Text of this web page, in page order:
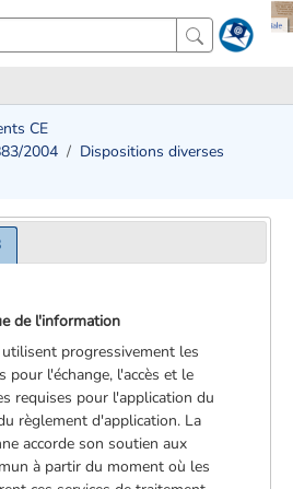
CE
2004
Dispositions diverses
de l'information
progressivement les
pour l'échange, l'accès et le
requises pour l'application du
règlement d'application. La
accorde son soutien aux
à partir du moment où les